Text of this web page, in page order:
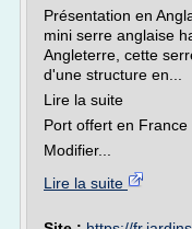
Présentation en
mini serre anglaise
Angleterre, cette
d'une structure en...
Lire la suite
Port offert en
Modifier...
Lire la suite